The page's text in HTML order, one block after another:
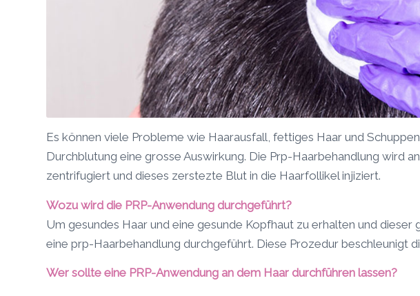
Es können viele Probleme wie Haarausfall, fettiges Haar und
Durchblutung eine grosse Auswirkung. Die Prp-Haarbehandlung wird
zentrifugiert und dieses zerstezte Blut in die Haarfollikel injiziert.
Wozu wird die PRP-Anwendung durchgeführt?
Um gesundes Haar und eine gesunde Kopfhaut zu erhalten und
eine prp-Haarbehandlung durchgeführt. Diese Prozedur beschleunigt
Wer sollte eine PRP-Anwendung an dem Haar durchführen lassen?